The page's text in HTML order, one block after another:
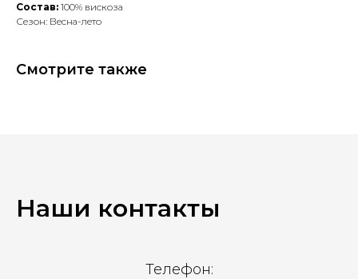
Состав: 100% вискоза
Сезон: Весна-лето
Смотрите также
Наши контакты
Телефон: